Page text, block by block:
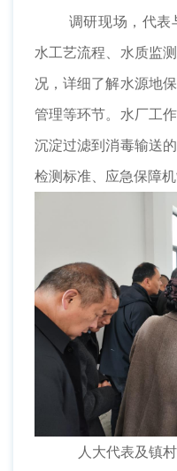
调研现场，代表
水工艺流程、水质监
况，详细了解水源地
管理等环节。水厂工
沉淀过滤到消毒输送
检测标准、应急保障机
人大代表及镇